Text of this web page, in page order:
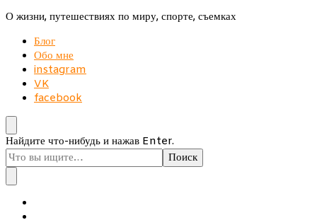
О жизни, путешествиях по миру, спорте, съемках
Блог
Обо мне
instagram
VK
facebook
Ищите
что-
то?
Найдите что-нибудь и нажав Enter.